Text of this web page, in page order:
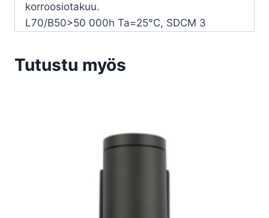
korroosiotakuu.
L70/B50>50 000h Ta=25°C, SDCM 3
Tutustu myös